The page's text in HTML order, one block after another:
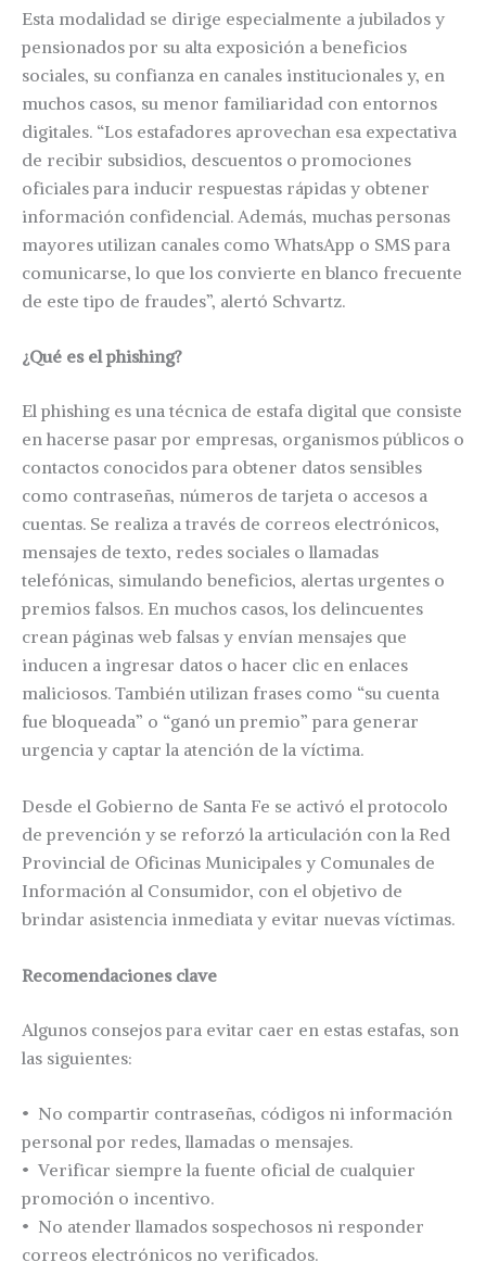
Esta modalidad se dirige especialmente a jubilados y
pensionados por su alta exposición a beneficios
sociales, su confianza en canales institucionales y, en
muchos casos, su menor familiaridad con entornos
digitales. “Los estafadores aprovechan esa expectativa
de recibir subsidios, descuentos o promociones
oficiales para inducir respuestas rápidas y obtener
información confidencial. Además, muchas personas
mayores utilizan canales como WhatsApp o SMS para
comunicarse, lo que los convierte en blanco frecuente
de este tipo de fraudes”, alertó Schvartz.
¿Qué es el phishing?
El phishing es una técnica de estafa digital que consiste
en hacerse pasar por empresas, organismos públicos o
contactos conocidos para obtener datos sensibles
como contraseñas, números de tarjeta o accesos a
cuentas. Se realiza a través de correos electrónicos,
mensajes de texto, redes sociales o llamadas
telefónicas, simulando beneficios, alertas urgentes o
premios falsos. En muchos casos, los delincuentes
crean páginas web falsas y envían mensajes que
inducen a ingresar datos o hacer clic en enlaces
maliciosos. También utilizan frases como “su cuenta
fue bloqueada” o “ganó un premio” para generar
urgencia y captar la atención de la víctima.
Desde el Gobierno de Santa Fe se activó el protocolo
de prevención y se reforzó la articulación con la Red
Provincial de Oficinas Municipales y Comunales de
Información al Consumidor, con el objetivo de
brindar asistencia inmediata y evitar nuevas víctimas.
Recomendaciones clave
Algunos consejos para evitar caer en estas estafas, son
las siguientes:
•⁠ ⁠No compartir contraseñas, códigos ni información
personal por redes, llamadas o mensajes.
•⁠ ⁠Verificar siempre la fuente oficial de cualquier
promoción o incentivo.
•⁠ ⁠No atender llamados sospechosos ni responder
correos electrónicos no verificados.